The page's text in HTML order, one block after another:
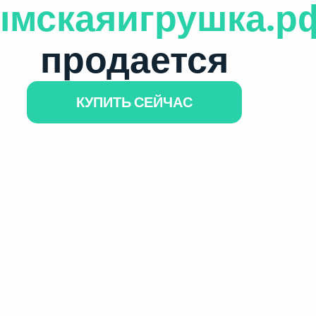
продается
КУПИТЬ СЕЙЧАС